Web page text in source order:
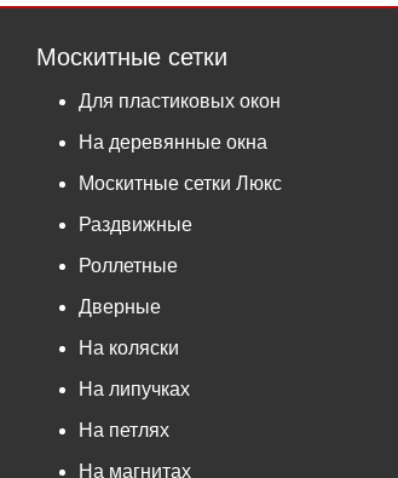
Москитные сетки
Для пластиковых окон
На деревянные окна
Москитные сетки Люкс
Раздвижные
Роллетные
Дверные
На коляски
На липучках
На петлях
На магнитах